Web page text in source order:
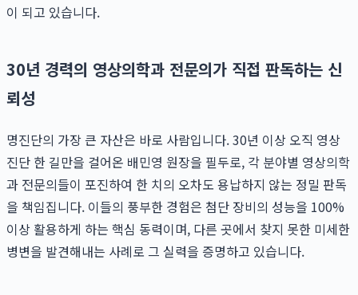
이 되고 있습니다.
30년 경력의 영상의학과 전문의가 직접 판독하는 신
뢰성
명진단의 가장 큰 자산은 바로 사람입니다. 30년 이상 오직 영상
진단 한 길만을 걸어온 배민영 원장을 필두로, 각 분야별 영상의학
과 전문의들이 포진하여 한 치의 오차도 용납하지 않는 정밀 판독
을 책임집니다. 이들의 풍부한 경험은 첨단 장비의 성능을 100%
이상 활용하게 하는 핵심 동력이며, 다른 곳에서 찾지 못한 미세한
병변을 발견해내는 사례로 그 실력을 증명하고 있습니다.